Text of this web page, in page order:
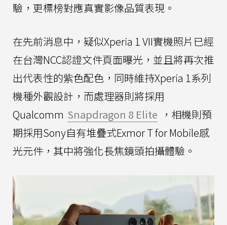
驗，更標榜對應真實影像品質表現。
在先前消息中，疑似Xperia 1 VII實機照片已經
在台灣NCC認證文件頁面曝光，並且將再次推
出代表性的紫色配色，同時維持Xperia 1系列
機種外觀設計，而處理器則將採用
Qualcomm Snapdragon 8 Elite ，相機則預
期採用Sony自有堆疊式Exmor T for Mobile感
光元件，其中將強化長焦鏡頭拍攝體驗。